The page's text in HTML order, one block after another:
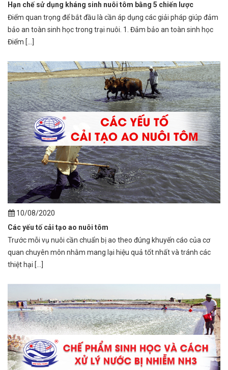
Hạn chế sử dụng kháng sinh nuôi tôm bằng 5 chiến lược
Điểm quan trọng để bắt đầu là cần áp dụng các giải pháp giúp đảm
bảo an toàn sinh học trong trại nuôi. 1. Đảm bảo an toàn sinh học
Điểm [...]
10/08/2020
Các yếu tố cải tạo ao nuôi tôm
Trước mỗi vụ nuôi cần chuẩn bị ao theo đúng khuyến cáo của cơ
quan chuyên môn nhằm mang lại hiệu quả tốt nhất và tránh các
thiệt hại [...]